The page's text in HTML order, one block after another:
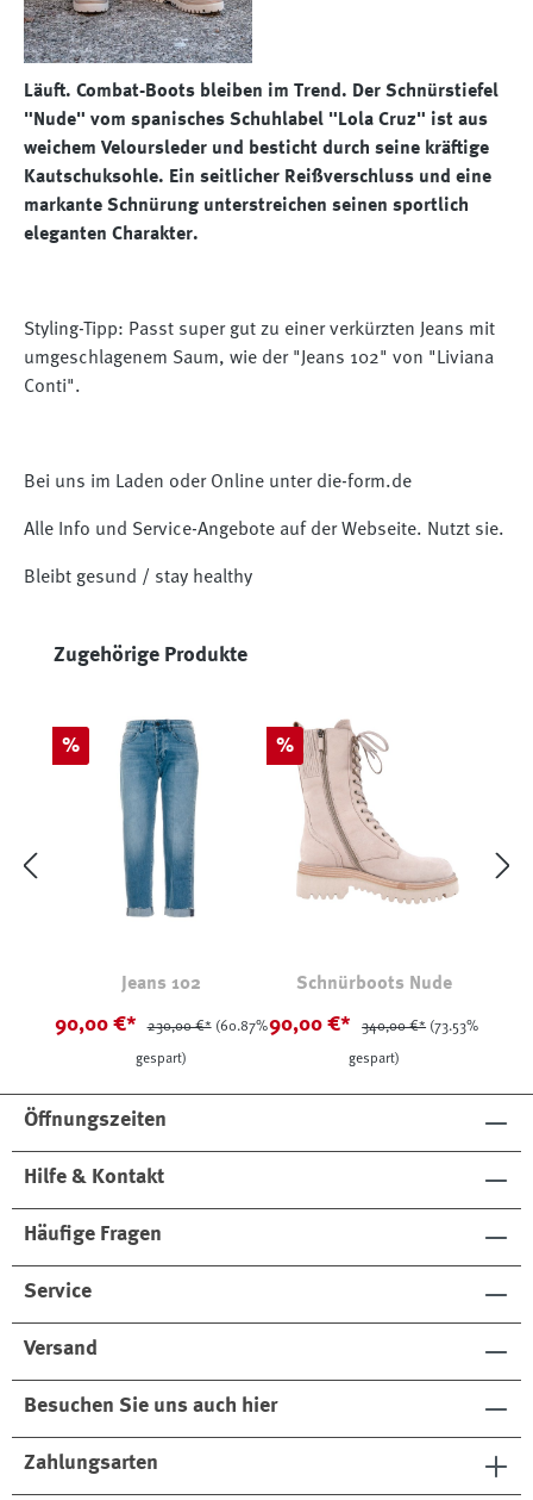
Läuft. Combat-Boots bleiben im Trend. Der Schnürstiefel
"Nude" vom spanisches Schuhlabel "Lola Cruz" ist aus
weichem Veloursleder und besticht durch seine kräftige
Kautschuksohle. Ein seitlicher Reißverschluss und eine
markante Schnürung unterstreichen seinen sportlich
eleganten Charakter.
Styling-Tipp: Passt super gut zu einer verkürzten Jeans mit
umgeschlagenem Saum, wie der "Jeans 102" von "Liviana
Conti".
Bei uns im Laden oder Online unter die-form.de
Alle Info und Service-Angebote auf der Webseite. Nutzt sie.
Bleibt gesund / stay healthy
Produktgalerie überspringen
Zugehörige Produkte
Rabatt
%
Jeans 102
90,00 €* 230,00 €* (60.87%
gespart)
Rabatt
%
Schnürboots Nude
90,00 €* 340,00 €* (73.53%
gespart)
Öffnungszeiten
Hilfe & Kontakt
Häufige Fragen
Service
Versand
Besuchen Sie uns auch hier
Zahlungsarten